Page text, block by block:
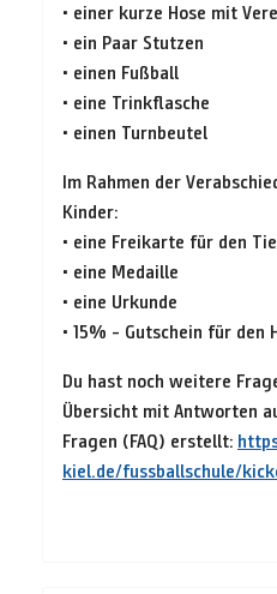
• einer kurze Hose mit
• ein Paar Stutzen
• einen Fußball
• eine Trinkflasche
• einen Turnbeutel
Im Rahmen der
Kinder:
• eine Freikarte für den
• eine Medaille
• eine Urkunde
• 15% - Gutschein für den
Du hast noch weitere
Übersicht mit Antworten
Fragen (FAQ) erstellt:
kiel.de/fussballschule/